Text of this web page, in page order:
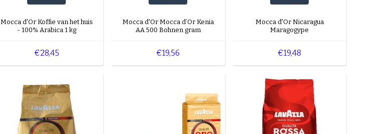
Mocca d'Or Koffie van het huis
- 100% Arabica 1 kg
€28,45
Mocca d'Or Mocca d’Or Kenia
AA 500 Bohnen gram
€19,56
Mocca d'Or Nicaragua
Maragogype
€19,48